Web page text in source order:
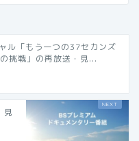
ル「もう一つの37セカンズ
挑戦」の再放送・見...
見